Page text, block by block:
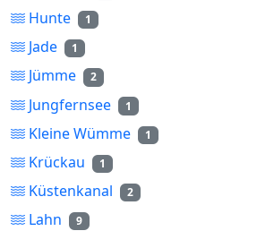
Hunte 1
Jade 1
Jümme 2
Jungfernsee 1
Kleine Wümme 1
Krückau 1
Küstenkanal 2
Lahn 9